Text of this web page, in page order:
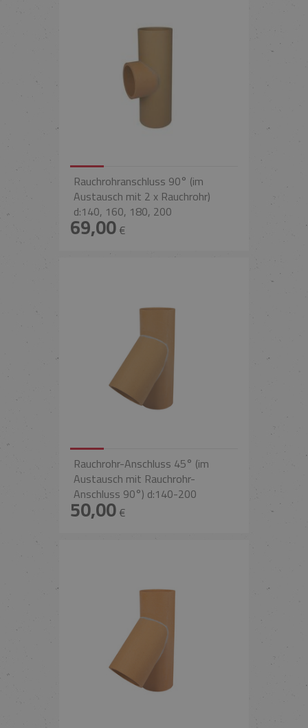
Rauchrohranschluss 90° (im
Austausch mit 2 x Rauchrohr)
d:140, 160, 180, 200
69,00€
Rauchrohr-Anschluss 45° (im
Austausch mit Rauchrohr-
Anschluss 90°) d:140-200
50,00€